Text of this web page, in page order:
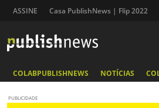
ASSINE Casa PublishNews | Flip 2022
COLABPUBLISHNEWS NOTÍCIAS
PUBLICIDADE